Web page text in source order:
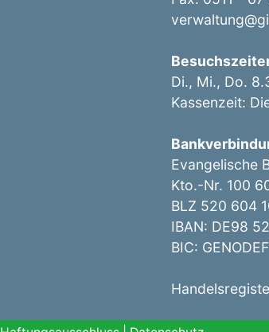
Di., Mi., Do.
Kassenzeit:
Evangelische
Kto.-Nr. 100
BLZ 520 604
IBAN: DE98
BIC: